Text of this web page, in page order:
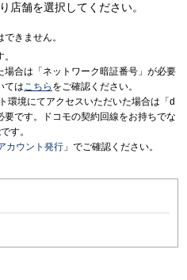
店舗を選択してください。
きません。
場合は「ネットワーク暗証番号」が必要
てはこちら をご確認ください。
環境にてアクセスいただいた場合は「d
です。ドコモの契約回線をお持ちでな
す。
カウント発行 」でご確認ください。